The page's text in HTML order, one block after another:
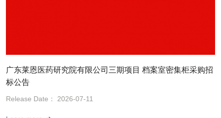
广东莱恩医药研究院有限公司三期项目 档案室密集柜采购招
标公告
Release Date： 2026-07-11